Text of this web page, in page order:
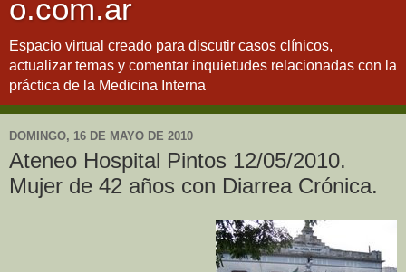
o.com.ar
Espacio virtual creado para discutir casos clínicos,
actualizar temas y comentar inquietudes relacionadas con la
práctica de la Medicina Interna
DOMINGO, 16 DE MAYO DE 2010
Ateneo Hospital Pintos 12/05/2010.
Mujer de 42 años con Diarrea Crónica.